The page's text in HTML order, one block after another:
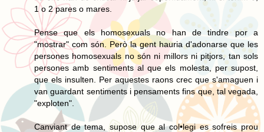
1 o 2 pares o mares.
Pense que els homosexuals no han de tindre por a
"mostrar" com són. Però la gent hauria d'adonarse que les
persones homosexuals no són ni millors ni pitjors, tan sols
persones amb sentiments al que els molesta, per supost,
que els insulten. Per aquestes raons crec que s'amaguen i
van guardant sentiments i pensaments fins que, tal vegada,
"exploten".
Canviant de tema, supose que al col•legi es sofreis prou